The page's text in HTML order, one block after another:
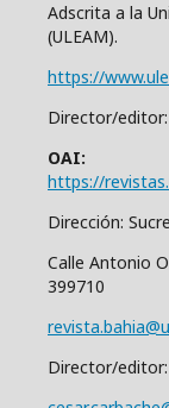
Adscrita a la
(ULEAM).
https://
Director/editor:
OAI:
https://
Dirección:
Calle Antonio
399710
Director/editor: